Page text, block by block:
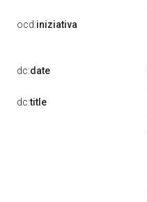
ocd:iniziativa
dc:date
dc:title